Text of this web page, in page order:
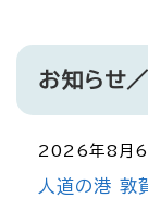
お知らせ
2026年8月6
人道の港 敦